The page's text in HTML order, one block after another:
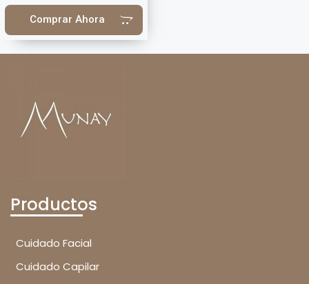
Comprar Ahora
Productos
Cuidado Facial
Cuidado Capilar